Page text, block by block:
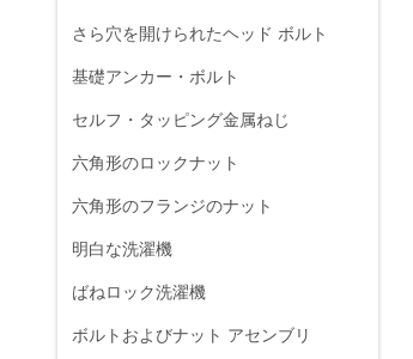
さら穴を開けられたヘッド ボルト
基礎アンカー・ボルト
セルフ・タッピング金属ねじ
六角形のロックナット
六角形のフランジのナット
明白な洗濯機
ばねロック洗濯機
ボルトおよびナット アセンブリ